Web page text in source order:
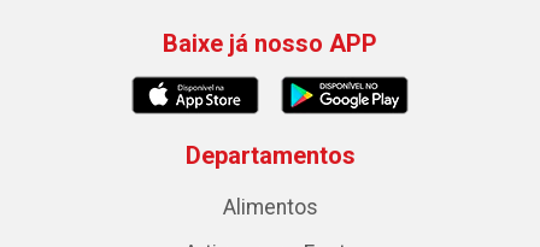
Baixe já nosso APP
Departamentos
Alimentos